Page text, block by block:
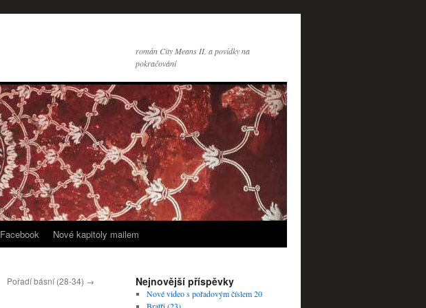
román City Means II. a povídky na
pokračování
Facebook Nové kapitoly mailem
Pořadí básní (28-34) → Nejnovější příspěvky
Nové video s pořadovým číslem 20